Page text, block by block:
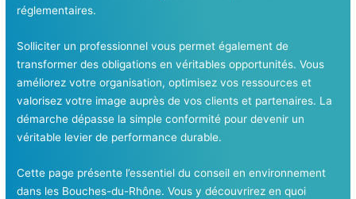
réglementaires.
Solliciter un professionnel vous permet également de
transformer des obligations en véritables opportunités. Vous
améliorez votre organisation, optimisez vos ressources et
valorisez votre image auprès de vos clients et partenaires. La
démarche dépasse la simple conformité pour devenir un
véritable levier de performance durable.
Cette page présente l’essentiel du conseil en environnement
dans les Bouches-du-Rhône. Vous y découvrirez en quoi